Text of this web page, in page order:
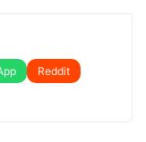
Reddit